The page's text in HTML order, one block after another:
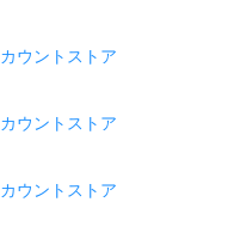
ウントストア
ウントストア
ウントストア